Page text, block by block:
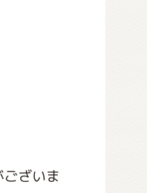
ざいま